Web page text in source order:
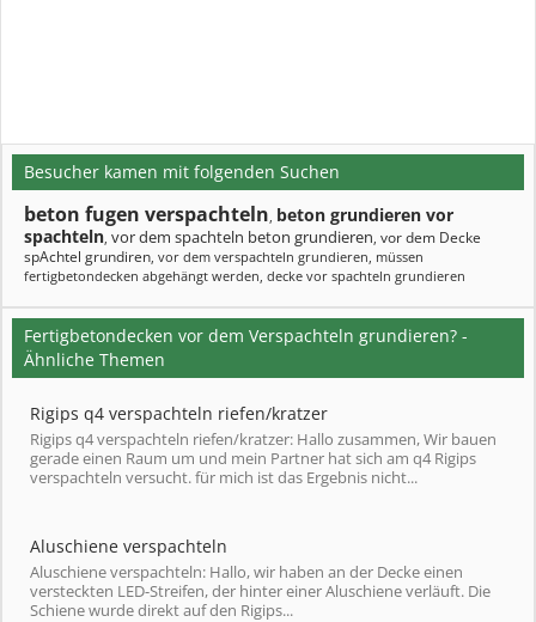
Besucher kamen mit folgenden Suchen
beton fugen verspachteln, beton grundieren vor
spachteln, vor dem spachteln beton grundieren, vor dem Decke
spAchtel grundiren, vor dem verspachteln grundieren, müssen
fertigbetondecken abgehängt werden, decke vor spachteln grundieren
Fertigbetondecken vor dem Verspachteln grundieren? -
Ähnliche Themen
Rigips q4 verspachteln riefen/kratzer
Rigips q4 verspachteln riefen/kratzer: Hallo zusammen, Wir bauen
gerade einen Raum um und mein Partner hat sich am q4 Rigips
verspachteln versucht. für mich ist das Ergebnis nicht...
Aluschiene verspachteln
Aluschiene verspachteln: Hallo, wir haben an der Decke einen
versteckten LED-Streifen, der hinter einer Aluschiene verläuft. Die
Schiene wurde direkt auf den Rigips...